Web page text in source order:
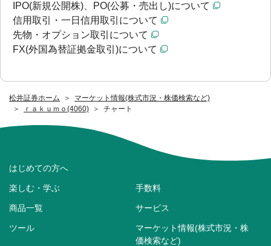
松井証券ホーム
マーケット情報(株式市況・株価検索など)
ｒａｋｕｍｏ(4060)
チャート
IPO(新規公開株)、PO(公募・売出し)について
信用取引・一日信用取引について
先物・オプション取引について
FX(外国為替証拠金取引)について
はじめての方へ
楽しむ・学ぶ 手数料
商品一覧 サービス
ツール
マーケット情報(株式市況・株
価検索など)